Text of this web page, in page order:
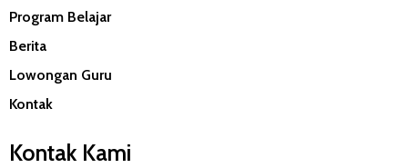
Program Belajar
Berita
Lowongan Guru
Kontak
Kontak Kami